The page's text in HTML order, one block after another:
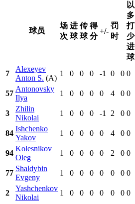
球员
场
次
进
球
传
球
得
分
+/-
罚
时
以
多
打
少
进
球
7
Alexeyev
Anton S. (A)
1 0 0 0 -1 0 0 0
57
Antonovsky
Ilya
1 0 0 0 0 4 0 0
3
Zhilin
Nikolai
1 0 0 0 -1 2 0 0
84
Ishchenko
Yakov
1 0 0 0 0 4 0 0
94
Kolesnikov
Oleg
1 0 0 0 0 2 0 0
77
Shaldybin
Evgeny
1 0 0 0 0 0 0 0
2
Yashchenkov
Nikolai
1 0 0 0 0 0 0 0